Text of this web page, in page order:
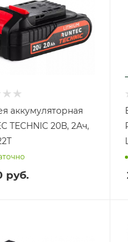
аккумуляторная
TECHNIC 20В, 2Ач,
руб.